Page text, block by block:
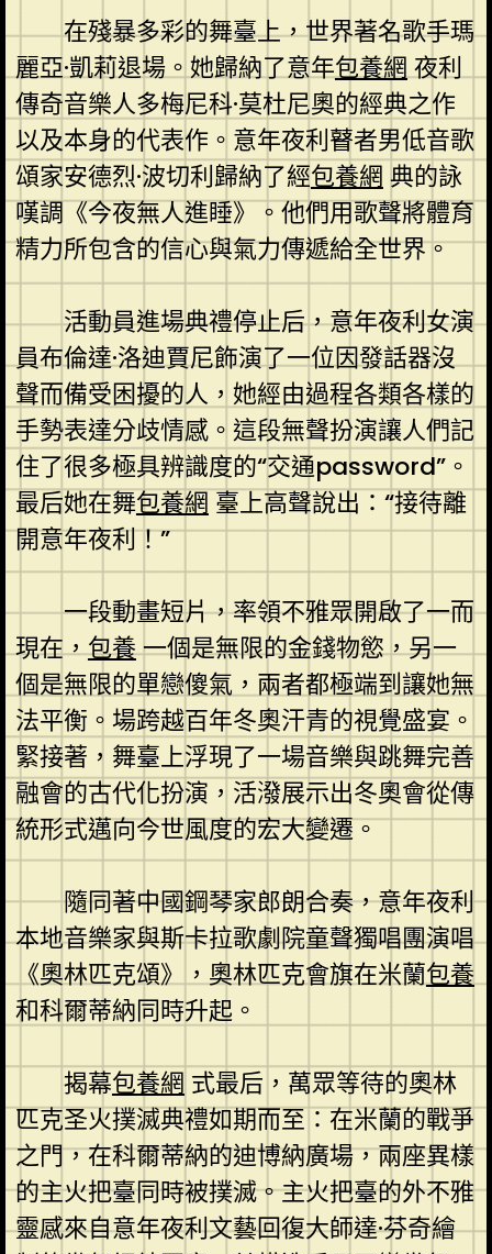
在殘暴多彩的舞臺上，世界著名歌手瑪
麗亞·凱莉退場。她歸納了意年包養網夜利
傳奇音樂人多梅尼科·莫杜尼奧的經典之作
以及本身的代表作。意年夜利瞽者男低音歌
頌家安德烈·波切利歸納了經包養網 典的詠
嘆調《今夜無人進睡》。他們用歌聲將體育
精力所包含的信心與氣力傳遞給全世界。
活動員進場典禮停止后，意年夜利女演
員布倫達·洛迪賈尼飾演了一位因發話器沒
聲而備受困擾的人，她經由過程各類各樣的
手勢表達分歧情感。這段無聲扮演讓人們記
住了很多極具辨識度的“交通password”。
最后她在舞包養網 臺上高聲說出：“接待離
開意年夜利！”
一段動畫短片，率領不雅眾開啟了一而
現在，包養一個是無限的金錢物慾，另一
個是無限的單戀傻氣，兩者都極端到讓她無
法平衡。場跨越百年冬奧汗青的視覺盛宴。
緊接著，舞臺上浮現了一場音樂與跳舞完善
融會的古代化扮演，活潑展示出冬奧會從傳
統形式邁向今世風度的宏大變遷。
隨同著中國鋼琴家郎朗合奏，意年夜利
本地音樂家與斯卡拉歌劇院童聲獨唱團演唱
《奧林匹克頌》，奧林匹克會旗在米蘭包養
和科爾蒂納同時升起。
揭幕包養網 式最后，萬眾等待的奧林
匹克圣火撲滅典禮如期而至：在米蘭的戰爭
之門，在科爾蒂納的迪博納廣場，兩座異樣
的主火把臺同時被撲滅。主火把臺的外不雅
靈感來自意年夜利文藝回復大師達·芬奇繪